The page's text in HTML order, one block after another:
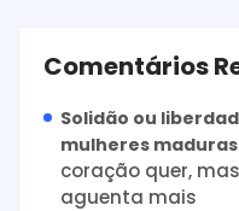
Comentários
Solidão ou
mulheres
coração quer,
aguenta mais